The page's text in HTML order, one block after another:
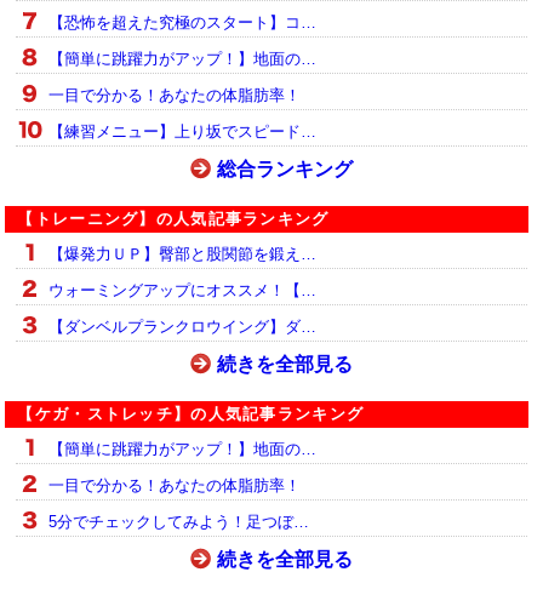
【恐怖を超えた究極のスタート】コ…
【簡単に跳躍力がアップ！】地面の…
一目で分かる！あなたの体脂肪率！
【練習メニュー】上り坂でスピード…
総合ランキング
【トレーニング】の人気記事ランキング
【爆発力ＵＰ】臀部と股関節を鍛え…
ウォーミングアップにオススメ！【…
【ダンベルプランクロウイング】ダ…
続きを全部見る
【ケガ・ストレッチ】の人気記事ランキング
【簡単に跳躍力がアップ！】地面の…
一目で分かる！あなたの体脂肪率！
5分でチェックしてみよう！足つぼ…
続きを全部見る